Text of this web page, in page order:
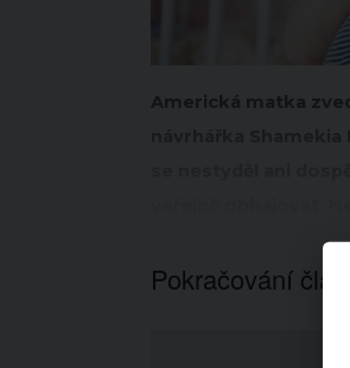
Americká matka
Pokračování